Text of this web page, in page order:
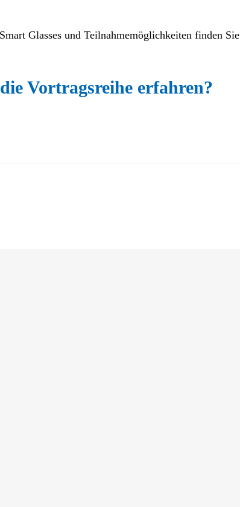
Glasses und Teilnahmemöglichkeiten finden Sie
Vortragsreihe erfahren?